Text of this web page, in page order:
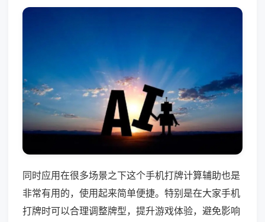
同时应用在很多场景之下这个手机打牌计算辅助也是
非常有用的，使用起来简单便捷。特别是在大家手机
打牌时可以合理调整牌型，提升游戏体验，避免影响